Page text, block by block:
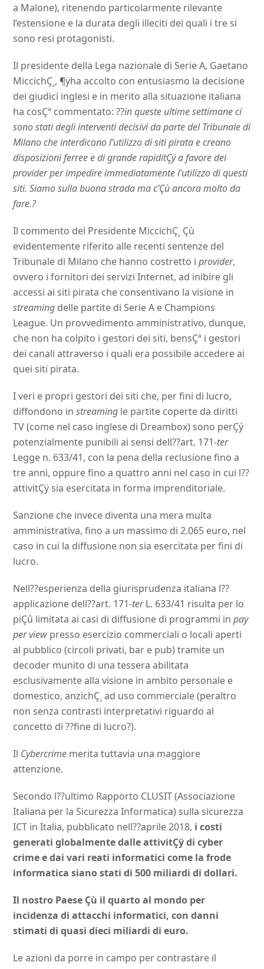
a Malone), ritenendo particolarmente rilevante
l’estensione e la durata degli illeciti dei quali i tre si
sono resi protagonisti.
Il presidente della Lega nazionale di Serie A, Gaetano
MiccichÇ¸, ¶ÿha accolto con entusiasmo la decisione
dei giudici inglesi e in merito alla situazione italiana
ha cosÇª commentato: ??in queste ultime settimane ci
sono stati degli interventi decisivi da parte del Tribunale di
Milano che interdicono l’utilizzo di siti pirata e creano
disposizioni ferree e di grande rapiditÇÿ a favore dei
provider per impedire immediatamente l’utilizzo di questi
siti. Siamo sulla buona strada ma c’Çù ancora molto da
fare.?
Il commento del Presidente MiccichÇ¸ Çù
evidentemente riferito alle recenti sentenze del
Tribunale di Milano che hanno costretto iprovider,
ovvero i fornitori dei servizi Internet, ad inibire gli
accessi ai siti pirata che consentivano la visione in
streaming delle partite di Serie A e Champions
League. Un provvedimento amministrativo, dunque,
che non ha colpito i gestori dei siti, bensÇª i gestori
dei canali attraverso i quali era possibile accedere ai
quei siti pirata.
I veri e propri gestori dei siti che, per fini di lucro,
diffondono instreaming le partite coperte da diritti
TV (come nel caso inglese di Dreambox) sono perÇý
potenzialmente punibili ai sensi dell??art. 171-ter
Legge n. 633/41, con la pena della reclusione fino a
tre anni, oppure fino a quattro anni nel caso in cui l??
attivitÇÿ sia esercitata in forma imprenditoriale.
Sanzione che invece diventa una mera multa
amministrativa, fino a un massimo di 2.065 euro, nel
caso in cui la diffusione non sia esercitata per fini di
lucro.
Nell??esperienza della giurisprudenza italiana l??
applicazione dell??art. 171-terL. 633/41 risulta per lo
piÇû limitata ai casi di diffusione di programmi inpay
per view presso esercizio commerciali o locali aperti
al pubblico (circoli privati, bar e pub) tramite un
decoder munito di una tessera abilitata
esclusivamente alla visione in ambito personale e
domestico, anzichÇ¸ ad uso commerciale (peraltro
non senza contrasti interpretativi riguardo al
concetto di ??fine di lucro?).
Il Cybercrime merita tuttavia una maggiore
attenzione.
Secondo l??ultimo Rapporto CLUSIT (Associazione
Italiana per la Sicurezza Informatica) sulla sicurezza
ICT in Italia, pubblicato nell??aprile 2018, i costi
generati globalmente dalle attivitÇÿ di cyber
crime e dai vari reati informatici come la frode
informatica siano stati di 500 miliardi di dollari.
Il nostro Paese Çù il quarto al mondo per
incidenza di attacchi informatici, con danni
stimati di quasi dieci miliardi di euro.
Le azioni da porre in campo per contrastare il